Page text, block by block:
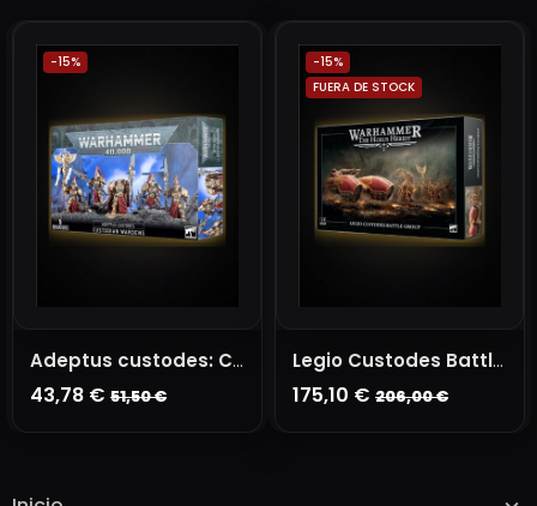
-15%
Adeptus custodes: Custodian Wardens
43,78 € 51,50 €
-15%
FUERA DE STOCK
Legio Custodes Battle Group
175,10 € 206,00 €